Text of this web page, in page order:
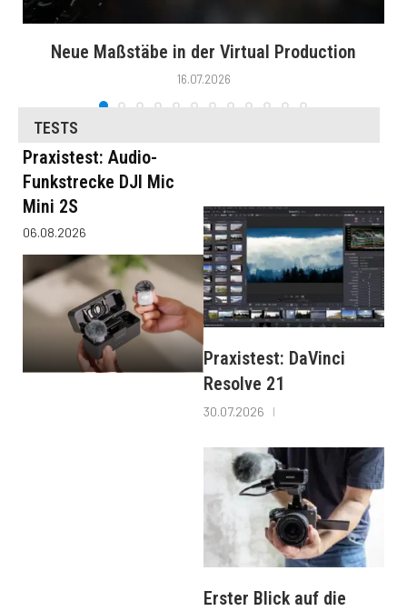
Neue Maßstäbe in der Virtual Production
16.07.2026
TESTS
Praxistest: Audio-
Funkstrecke DJI Mic
Mini 2S
06.08.2026
Praxistest: DaVinci
Resolve 21
30.07.2026
Erster Blick auf die